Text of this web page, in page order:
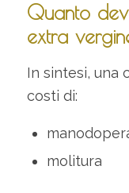
Quanto
extra
In sintesi, una
costi di:
molitura